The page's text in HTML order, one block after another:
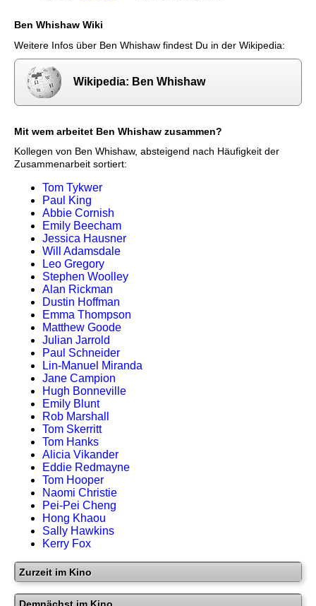
Ben Whishaw Wiki
Weitere Infos über Ben Whishaw findest Du in der Wikipedia:
Wikipedia: Ben Whishaw
Mit wem arbeitet Ben Whishaw zusammen?
Kollegen von Ben Whishaw, absteigend nach Häufigkeit der
Zusammenarbeit sortiert:
Tom Tykwer
Paul King
Abbie Cornish
Emily Beecham
Jessica Hausner
Will Adamsdale
Leo Gregory
Stephen Woolley
Alan Rickman
Dustin Hoffman
Emma Thompson
Matthew Goode
Julian Jarrold
Paul Schneider
Lin-Manuel Miranda
Jane Campion
Hugh Bonneville
Emily Blunt
Rob Marshall
Tom Skerritt
Tom Hanks
Alicia Vikander
Eddie Redmayne
Tom Hooper
Naomi Christie
Pei-Pei Cheng
Hong Khaou
Sally Hawkins
Kerry Fox
Zurzeit im Kino